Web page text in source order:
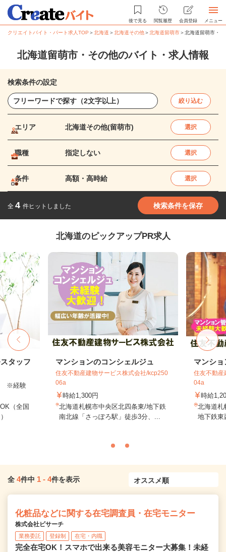
後で見る 閲覧履歴 会員登録 メニュー
クリエイトバイト・パート求人TOP ＞北海道 ＞北海道その他＞北海道留萌市＞北海道留萌市・
北海道留萌市・その他のバイト・求人情報
検索条件の設定
絞り込む
エリア 北海道その他(留萌市) 選択
職種 指定しない 選択
条件 高額・高時給 選択
全 4 件ヒットしました 検索条件を保存
北海道のピックアップPR求人
タッフ
※経験
（全国
マンションのコンシェルジュ
住友不動産建物サービス株式会社/kcp250
06a
時給1,300円
北海道札幌市中央区北四条東/地下鉄
南北線「さっぽろ駅」徒歩3分、...
マンシ
住友不動産
04a
時給
北海道札
地下鉄東
全 4件中 1 - 4件を表示
化粧品などに関する在宅調査員・在宅モニター
株式会社ビサーチ
業務委託 登録制 在宅・内職
完全在宅OK！スマホで出来る美容モニター大募集！未経